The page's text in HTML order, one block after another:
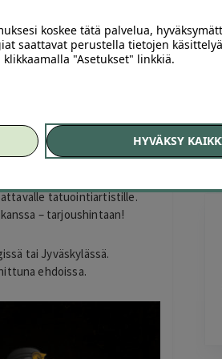
on täydellinen tilaisuus
hankkia tatuointi
€:n arvoinen Cleopatra Ink
mukaisesti. Tatuointi
Ilmaisen tatuoinnin
tatuointiartistille.
– tarjoushintaan!
tai Jyväskylässä.
ehdoissa.
Kujala
1 day ago
suhde, suositukset.
koskee tätä palvelua,
saattavat perustella tietojen
"Asetukset" linkkiä.
HYVÄKSY